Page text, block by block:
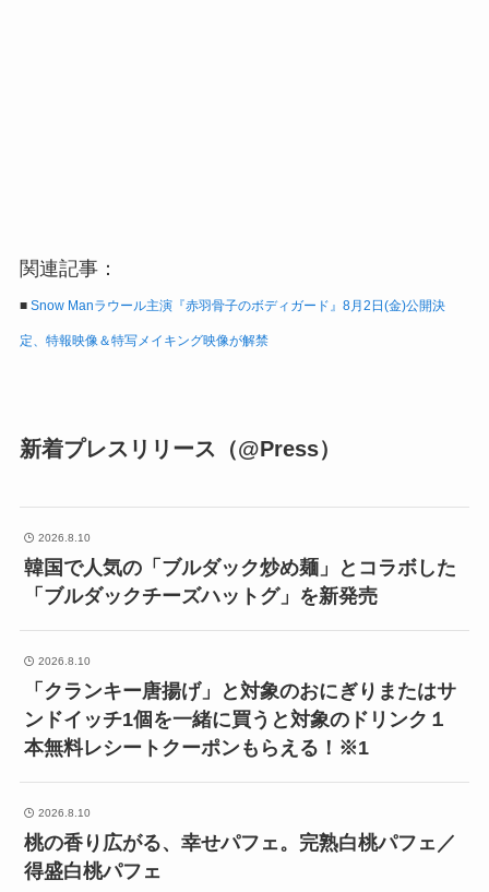
関連記事：
■ Snow Manラウール主演『赤羽骨子のボディガード』8月2日(金)公開決
定、特報映像＆特写メイキング映像が解禁
新着プレスリリース（@Press）
2026.8.10
韓国で人気の「ブルダック炒め麺」とコラボした
「ブルダックチーズハットグ」を新発売
2026.8.10
「クランキー唐揚げ」と対象のおにぎりまたはサ
ンドイッチ1個を一緒に買うと対象のドリンク１
本無料レシートクーポンもらえる！※1
2026.8.10
桃の香り広がる、幸せパフェ。完熟白桃パフェ／
得盛白桃パフェ